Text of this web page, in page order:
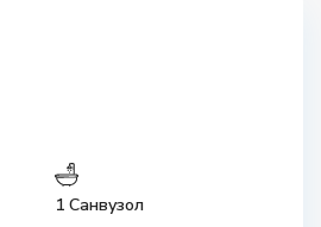
1 Санвузол